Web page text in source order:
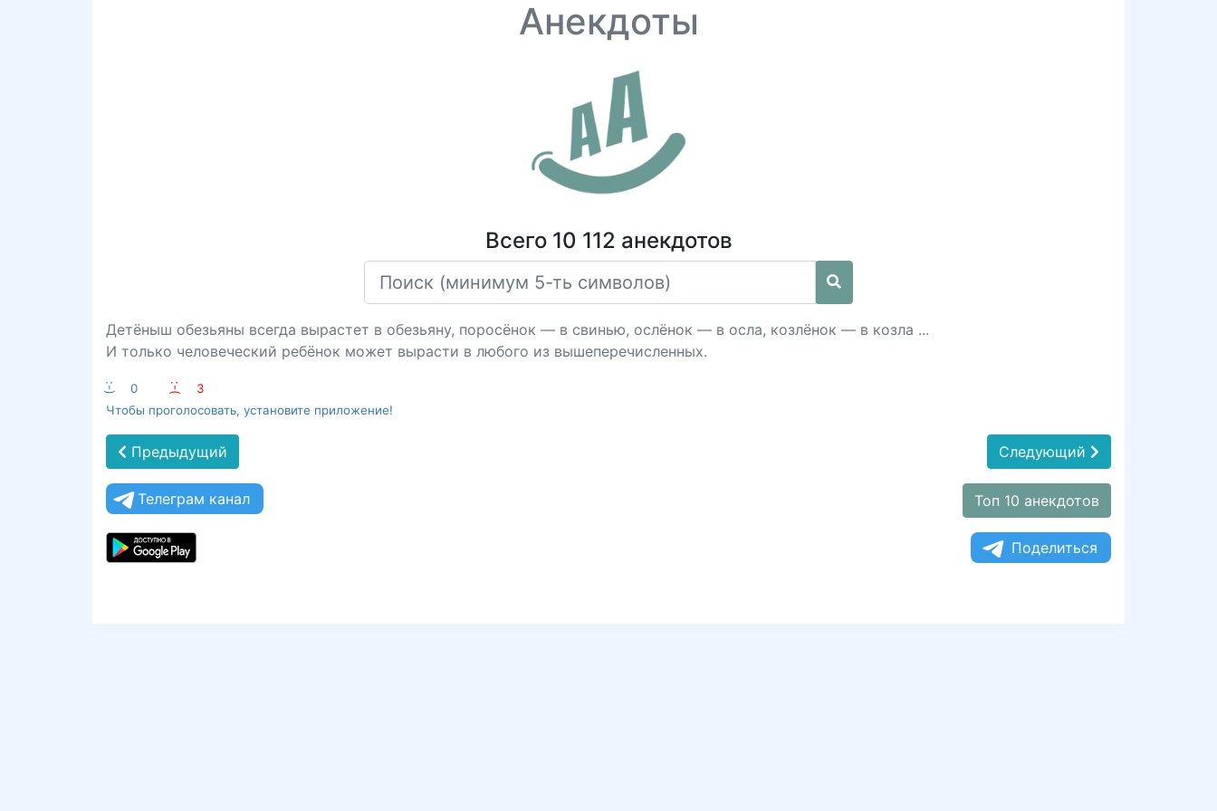
Анекдоты
Всего 10 112 анекдотов
Детёныш обезьяны всегда вырастет в обезьяну, поросёнок — в свинью, ослёнок — в осла, козлёнок — в козла ...
И только человеческий ребёнок может вырасти в любого из вышеперечисленных.
:-) 0 :-(
3
Чтобы проголосовать, установите приложение!
Предыдущий Следующий
Телеграм канал Топ 10 анекдотов
Поделиться